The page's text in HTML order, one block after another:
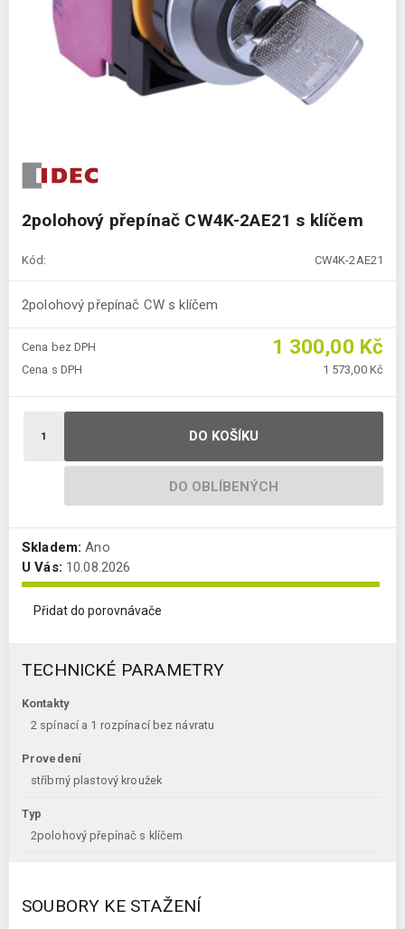
2polohový přepínač CW4K-2AE21 s klíčem
Kód: CW4K-2AE21
2polohový přepínač CW s klíčem
Cena bez DPH 1 300,00 Kč
Cena s DPH 1 573,00 Kč
DO KOŠÍKU
DO OBLÍBENÝCH
Skladem: Ano
U Vás: 10.08.2026
Přidat do porovnávače
TECHNICKÉ PARAMETRY
Kontakty
2 spínací a 1 rozpínací bez návratu
Provedení
stříbrný plastový kroužek
Typ
2polohový přepínač s klíčem
SOUBORY KE STAŽENÍ